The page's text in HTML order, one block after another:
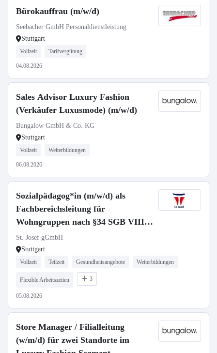
Bürokauffrau (m/w/d)
Seebacher GmbH Personaldienstleistung
Stuttgart
Vollzeit Tarifvergütung
04.08.2026
Sales Advisor Luxury Fashion
(Verkäufer Luxusmode) (m/w/d)
Bungalow GmbH & Co. KG
Stuttgart
Vollzeit Weiterbildungen
06.08.2026
Sozialpädagog*in (m/w/d) als
Fachbereichsleitung für
Wohngruppen nach §34 SGB VIII -
Vollzeit / Teilzeit
St. Josef gGmbH
Stuttgart
Vollzeit Teilzeit Gesundheitsangebote Weiterbildungen
Flexible Arbeitszeiten 3
05.08.2026
Store Manager / Filialleitung
(w/m/d) für zwei Standorte im